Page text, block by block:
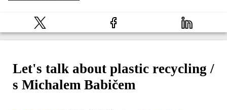
Let's talk about plastic recycling /
s Michalem Babičem